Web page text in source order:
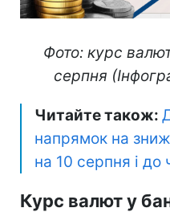
Фото: курс
серпня
Читайте також:
напрямок на
на 10 серпня і до
Курс валют у